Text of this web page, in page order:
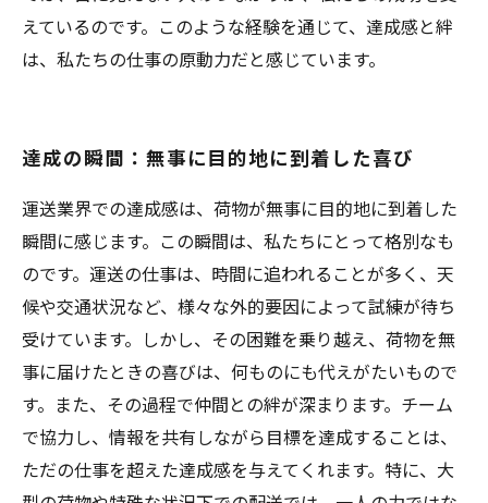
えているのです。このような経験を通じて、達成感と絆
は、私たちの仕事の原動力だと感じています。
達成の瞬間：無事に目的地に到着した喜び
運送業界での達成感は、荷物が無事に目的地に到着した
瞬間に感じます。この瞬間は、私たちにとって格別なも
のです。運送の仕事は、時間に追われることが多く、天
候や交通状況など、様々な外的要因によって試練が待ち
受けています。しかし、その困難を乗り越え、荷物を無
事に届けたときの喜びは、何ものにも代えがたいもので
す。また、その過程で仲間との絆が深まります。チーム
で協力し、情報を共有しながら目標を達成することは、
ただの仕事を超えた達成感を与えてくれます。特に、大